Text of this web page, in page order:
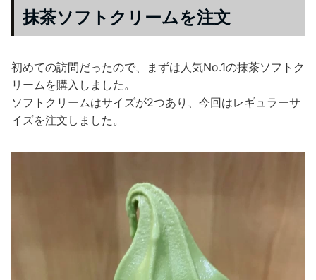
抹茶ソフトクリームを注文
初めての訪問だったので、まずは人気No.1の抹茶ソフトク
リームを購入しました。
ソフトクリームはサイズが2つあり、今回はレギュラーサ
イズを注文しました。